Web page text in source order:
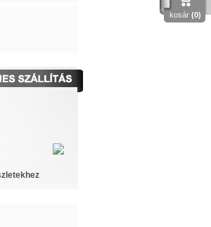
kosár (0)